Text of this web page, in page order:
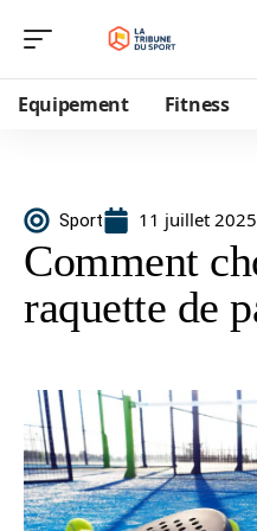
Equipement Fitness
Sport 11 juillet 2025
Comment
raquette de